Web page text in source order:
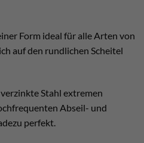
Form ideal für alle Arten von
auf den rundlichen Scheitel
Stahl extremen
Abseil- und
perfekt.